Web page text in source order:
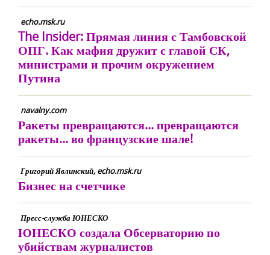
echo.msk.ru
The Insider: Прямая линия с Тамбовской
ОПГ. Как мафия дружит с главой СК,
министрами и прочим окружением
Путина
navalny.com
Ракеты превращаются... превращаются
ракеты... во французские шале!
Григорий Явлинский, echo.msk.ru
Бизнес на счетчике
Пресс-служба ЮНЕСКО
ЮНЕСКО создала Обсерваторию по
убийствам журналистов